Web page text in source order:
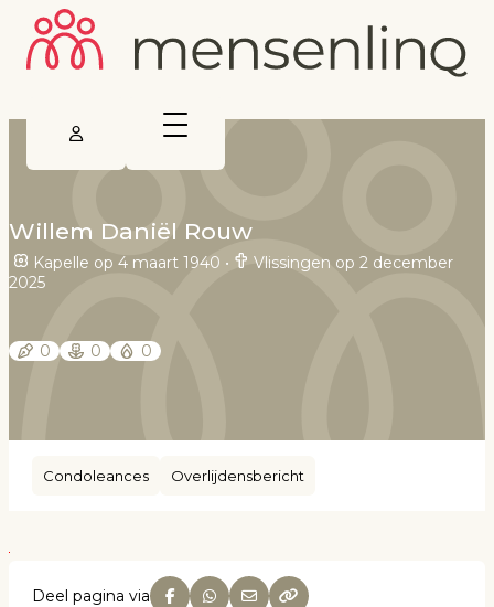
Willem Daniël Rouw
Kapelle op 4 maart 1940 •
Vlissingen op 2 december
2025
0 0 0
Condoleances Overlijdensbericht
Deel pagina via